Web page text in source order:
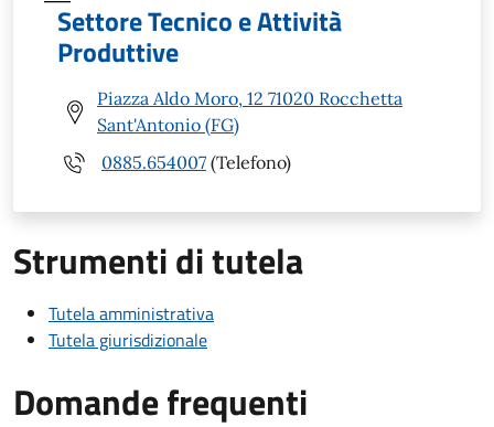
Settore Tecnico e Attività
Produttive
Piazza Aldo Moro, 12 71020 Rocchetta
Sant'Antonio (FG)
0885.654007 (Telefono)
Strumenti di tutela
Tutela amministrativa
Tutela giurisdizionale
Domande frequenti